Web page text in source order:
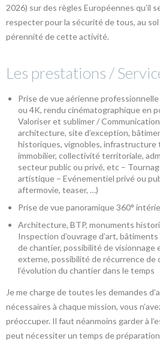
2026) sur des règles Européennes qu’il
respecter pour la sécurité de tous, au
pérennité de cette activité.
Les prestations /
Prise de vue aérienne
ou 4K, rendu cinématographique en
Valoriser et sublimer /
architecture, site d’exception,
historiques, vignobles, infrastructure
immobilier, collectivité territoriale,
secteur public ou privé, etc –
artistique – Evénementiel privé ou
aftermovie, teaser, …)
Prise de vue panoramique 360°
Architecture, BTP, monuments
Inspection d’ouvrage d’art,
de chantier, possibilité de visionnage
externe, possibilité de récurrence de
l’évolution du chantier dans le temps
Je me charge de toutes les demandes
nécessaires à chaque mission, vous
préoccuper. Il faut néanmoins garder à
peut nécessiter un temps de